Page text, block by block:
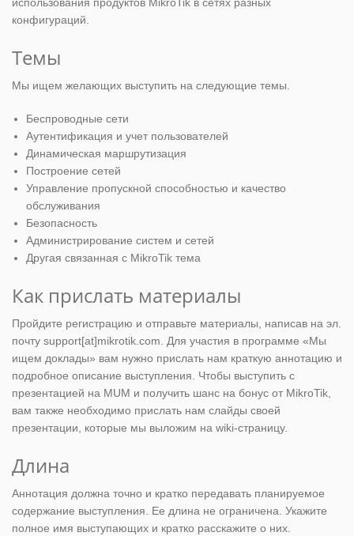
конфигураций.
Темы
Мы ищем желающих выступить на следующие темы.
Беспроводные сети
Аутентификация и учет пользователей
Динамическая маршрутизация
Построение сетей
Управление пропускной способностью и качество
обслуживания
Безопасность
Администрирование систем и сетей
Другая связанная с MikroTik тема
Как прислать материалы
Пройдите регистрацию и отправьте материалы, написав на эл.
почту support[at]mikrotik.com. Для участия в программе «Мы
ищем доклады» вам нужно прислать нам краткую аннотацию и
подробное описание выступления. Чтобы выступить с
презентацией на MUM и получить шанс на бонус от MikroTik,
вам также необходимо прислать нам слайды своей
презентации, которые мы выложим на wiki-страницу.
Длина
Аннотация должна точно и кратко передавать планируемое
содержание выступления. Ее длина не ограничена. Укажите
полное имя выступающих и кратко расскажите о них.